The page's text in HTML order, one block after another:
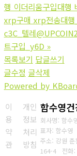
행 이더리움구입대행
xrp구매 xrp전송대행
c3C_텔레
트구입_y6D »
목록보기 답글쓰기
글수정 글삭제
Powered by
이
용
약
관
개인
정보
처리
방침
함수영
회사명: 함수
표자: 함수영
주소: 강원 춘
164-4 전화